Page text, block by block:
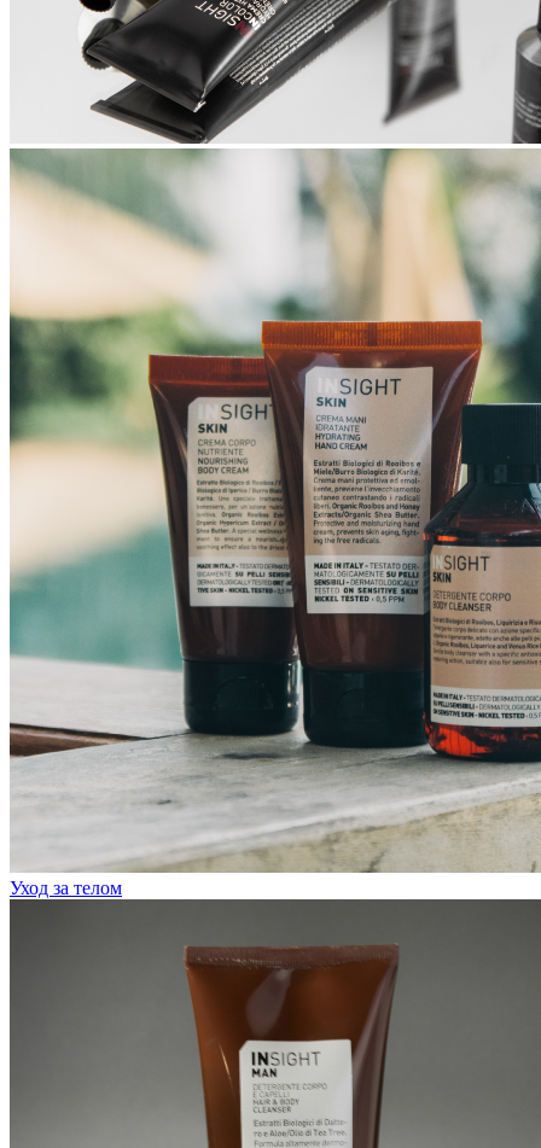
Уход за телом